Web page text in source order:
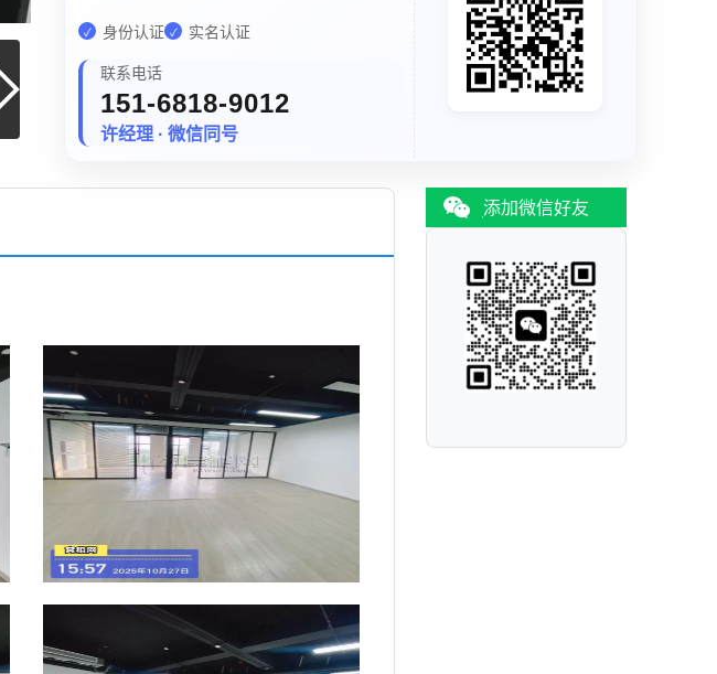
✓ 身份认证 ✓ 实名认证
联系电话
151-6818-9012
许经理 · 微信同号
添加微信好友